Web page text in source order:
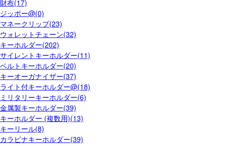
財布(17)
ジッポー@(0)
マネークリップ(23)
ウォレットチェーン(32)
キーホルダー(202)
サイレントキーホルダー(11)
ベルトキーホルダー(20)
キーオーガナイザー(37)
ライト付キーホルダー@(18)
ミリタリーキーホルダー(6)
金属製キーホルダー(39)
キーホルダー (複数用)(13)
キーリール(8)
カラビナキーホルダー(39)